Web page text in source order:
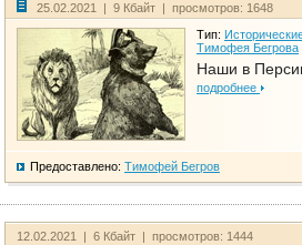
25.02.2021 | 9 Кбайт | просмотров: 1648
Тип:
Тимофея Бегрова
Наши в
подробнее
Предоставлено: Тимофей Бегров
12.02.2021 | 6 Кбайт | просмотров: 1444